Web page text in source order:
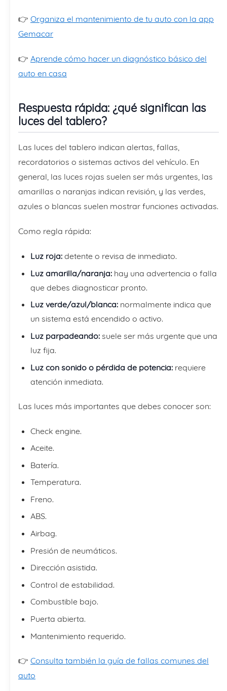
👉 Organiza el mantenimiento de tu auto con la app
Gemacar
👉 Aprende cómo hacer un diagnóstico básico del
auto en casa
Respuesta rápida: ¿qué significan las
luces del tablero?
Las luces del tablero indican alertas, fallas,
recordatorios o sistemas activos del vehículo. En
general, las luces rojas suelen ser más urgentes, las
amarillas o naranjas indican revisión, y las verdes,
azules o blancas suelen mostrar funciones activadas.
Como regla rápida:
Luz roja: detente o revisa de inmediato.
Luz amarilla/naranja: hay una advertencia o falla
que debes diagnosticar pronto.
Luz verde/azul/blanca: normalmente indica que
un sistema está encendido o activo.
Luz parpadeando: suele ser más urgente que una
luz fija.
Luz con sonido o pérdida de potencia: requiere
atención inmediata.
Las luces más importantes que debes conocer son:
Check engine.
Aceite.
Batería.
Temperatura.
Freno.
ABS.
Airbag.
Presión de neumáticos.
Dirección asistida.
Control de estabilidad.
Combustible bajo.
Puerta abierta.
Mantenimiento requerido.
👉 Consulta también la guía de fallas comunes del
auto